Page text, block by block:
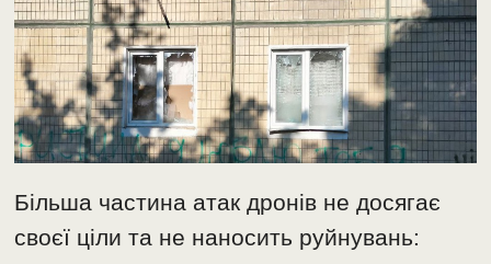
Більша частина атак дронів не досягає
своєї ціли та не наносить руйнувань: